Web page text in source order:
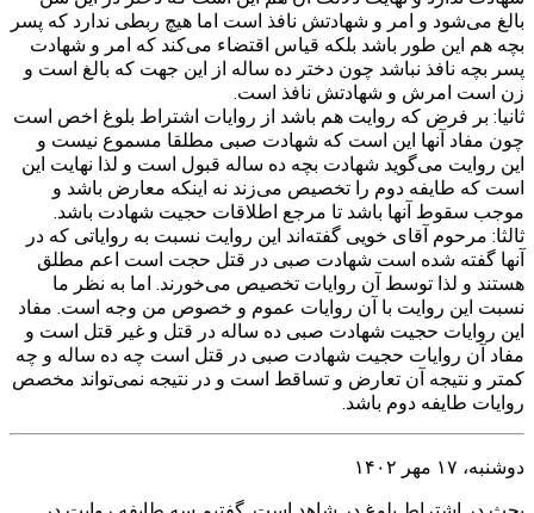
بالغ می‌شود و امر و شهادتش نافذ است اما هیچ ربطی ندارد که پسر
بچه هم این طور باشد بلکه قیاس اقتضاء می‌کند که امر و شهادت
پسر بچه نافذ نباشد چون دختر ده ساله از این جهت که بالغ است و
زن است امرش و شهادتش نافذ است.
ثانیا: بر فرض که روایت هم باشد از روایات اشتراط بلوغ اخص است
چون مفاد آنها این است که شهادت صبی مطلقا مسموع نیست و
این روایت می‌گوید شهادت بچه ده ساله قبول است و لذا نهایت این
است که طایفه دوم را تخصیص می‌زند نه اینکه معارض باشد و
موجب سقوط آنها باشد تا مرجع اطلاقات حجیت شهادت باشد.
ثالثا: مرحوم آقای خویی گفته‌اند این روایت نسبت به روایاتی که در
آنها گفته شده است شهادت صبی در قتل حجت است اعم مطلق
هستند و لذا توسط آن روایات تخصیص می‌خورند. اما به نظر ما
نسبت این روایت با آن روایات عموم و خصوص من وجه است. مفاد
این روایات حجیت شهادت صبی ده ساله در قتل و غیر قتل است و
مفاد آن روایات حجیت شهادت صبی در قتل است چه ده ساله و چه
کمتر و نتیجه آن تعارض و تساقط است و در نتیجه نمی‌تواند مخصص
روایات طایفه دوم باشد.
دوشنبه، ۱۷ مهر ۱۴۰۲